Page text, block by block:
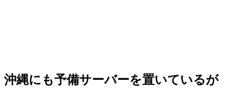
沖縄にも予備サーバーを置いているが